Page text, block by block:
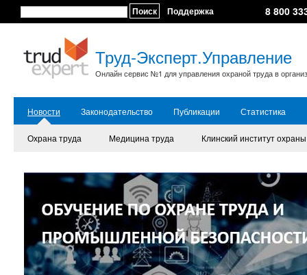
Поиск Поддержка 8 800
Труд-Эксперт.Управление
Онлайн сервис №1 для управления охраной труда в
Новости Законодательство Публикации Статистика
Охрана труда Медицина труда Клинский институт